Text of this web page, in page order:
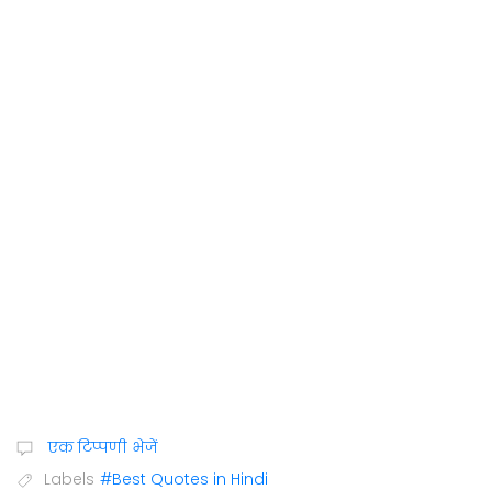
एक टिप्पणी भेजें
Labels #Best Quotes in Hindi